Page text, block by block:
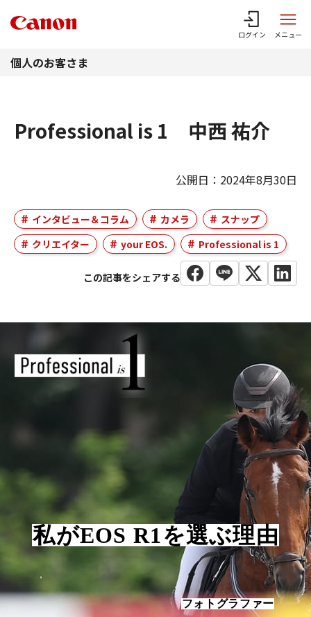
ログイン メニュー
個人のお客さま
Professional is 1 中西 祐介
公開日：2024年8月30日
インタビュー＆コラム カメラ
スナップ
クリエイター
your EOS. Professional is 1
私がEOS R1を選ぶ理由
フォトグラファー